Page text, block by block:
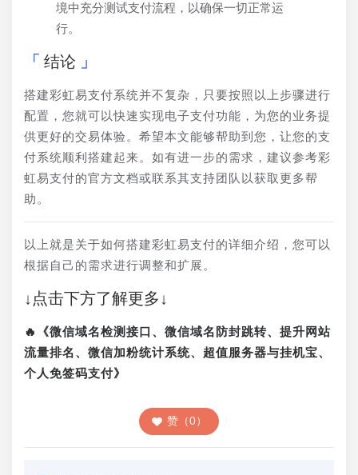
境中充分测试支付流程，以确保一切正常运
行。
结论
搭建彩虹易支付系统并不复杂，只要按照以上步骤进行
配置，您就可以快速实现电子支付功能，为您的业务提
供更好的交易体验。希望本文能够帮助到您，让您的支
付系统顺利搭建起来。如有进一步的需求，建议参考彩
虹易支付的官方文档或联系其支持团队以获取更多帮
助。
以上就是关于如何搭建彩虹易支付的详细介绍，您可以
根据自己的需求进行调整和扩展。
↓点击下方了解更多↓
🔥《微信域名检测接口、微信域名防封跳转、提升网站
流量排名、微信加粉统计系统、超值服务器与挂机宝、
个人免签码支付》
赞（0）